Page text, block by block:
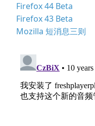
Firefox 44 Beta
Firefox 43 Beta
Mozilla 短消息三则